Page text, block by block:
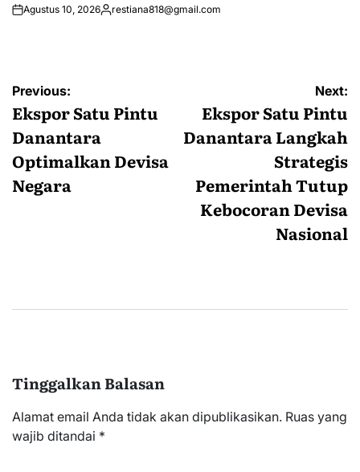
Agustus 10, 2026Posted
restiana818@gmail.com
Navigasi
pos
Previous:
Ekspor Satu Pintu
Danantara
Optimalkan Devisa
Negara
Next:
Ekspor Satu Pintu
Danantara Langkah
Strategis
Pemerintah Tutup
Kebocoran Devisa
Nasional
Tinggalkan Balasan
Alamat email Anda tidak akan dipublikasikan. Ruas yang
wajib ditandai *